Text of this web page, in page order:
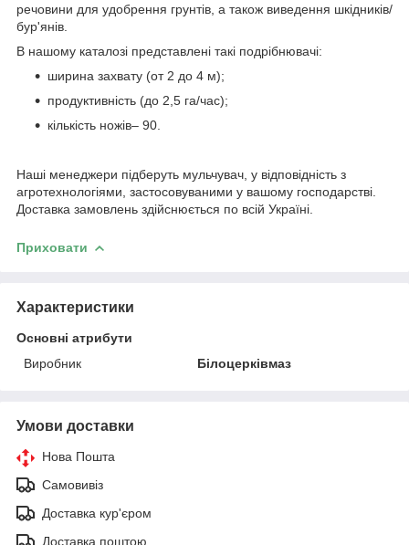
речовини для удобрення грунтів, а також виведення шкідників/
бур'янів.
В нашому каталозі представлені такі подрібнювачі:
ширина захвату (от 2 до 4 м);
продуктивність (до 2,5 га/час);
кількість ножів– 90.
Наші менеджери підберуть мульчувач, у відповідність з
агротехнологіями, застосовуваними у вашому господарстві.
Доставка замовлень здійснюється по всій Україні.
Приховати
Характеристики
Основні атрибути
Виробник
Білоцерківмаз
Умови доставки
Нова Пошта
Самовивіз
Доставка кур'єром
Доставка поштою